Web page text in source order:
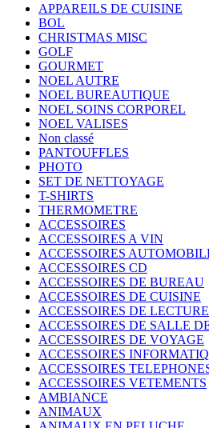
APPAREILS DE CUISINE
BOL
CHRISTMAS MISC
GOLF
GOURMET
NOEL AUTRE
NOEL BUREAUTIQUE
NOEL SOINS CORPOREL
NOEL VALISES
Non classé
PANTOUFFLES
PHOTO
SET DE NETTOYAGE
T-SHIRTS
THERMOMETRE
ACCESSOIRES
ACCESSOIRES A VIN
ACCESSOIRES
ACCESSOIRES CD
ACCESSOIRES DE BUREAU
ACCESSOIRES DE CUISINE
ACCESSOIRES DE LECTURE
ACCESSOIRES DE SALLE
ACCESSOIRES DE VOYAGE
ACCESSOIRES
ACCESSOIRES
ACCESSOIRES VETEMENTS
AMBIANCE
ANIMAUX